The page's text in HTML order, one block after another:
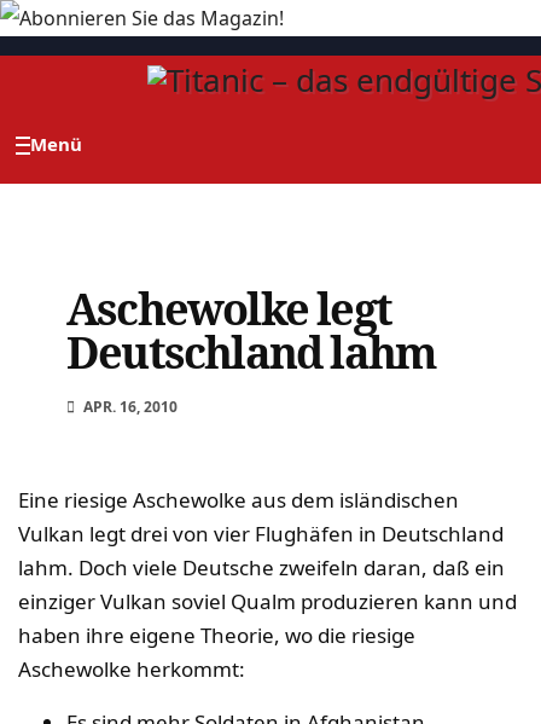
Zum
Aschewolke legt
Deutschland lahm
APR. 16, 2010
Eine riesige Aschewolke aus dem isländischen
Vulkan legt drei von vier Flughäfen in Deutschland
lahm. Doch viele Deutsche zweifeln daran, daß ein
einziger Vulkan soviel Qualm produzieren kann und
haben ihre eigene Theorie, wo die riesige
Aschewolke herkommt: